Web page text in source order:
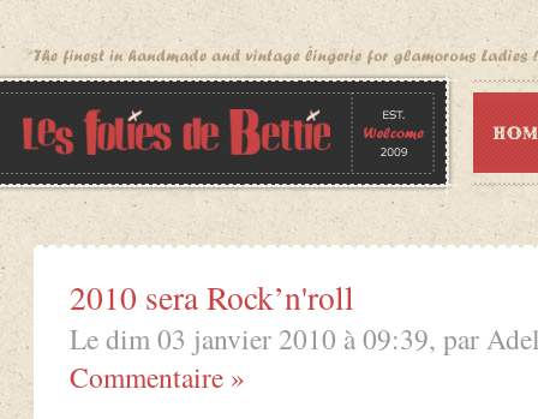
2010 sera Rock’n'roll
Le dim 03 janvier 2010 à 09:39, par
Commentaire »